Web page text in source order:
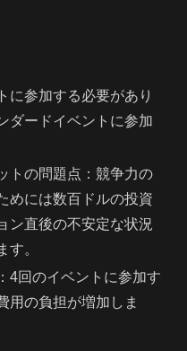
に参加する必要があり
ダードイベントに参加
トの問題点：競争力の
めには数百ドルの投資
ン直後の不安定な状況
す。
4回のイベントに参加す
用の負担が増加しま